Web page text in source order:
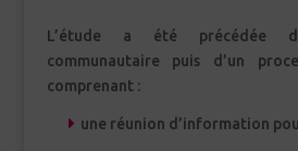
L’étude a été précédée
communautaire puis d’un
comprenant :
une réunion d’information